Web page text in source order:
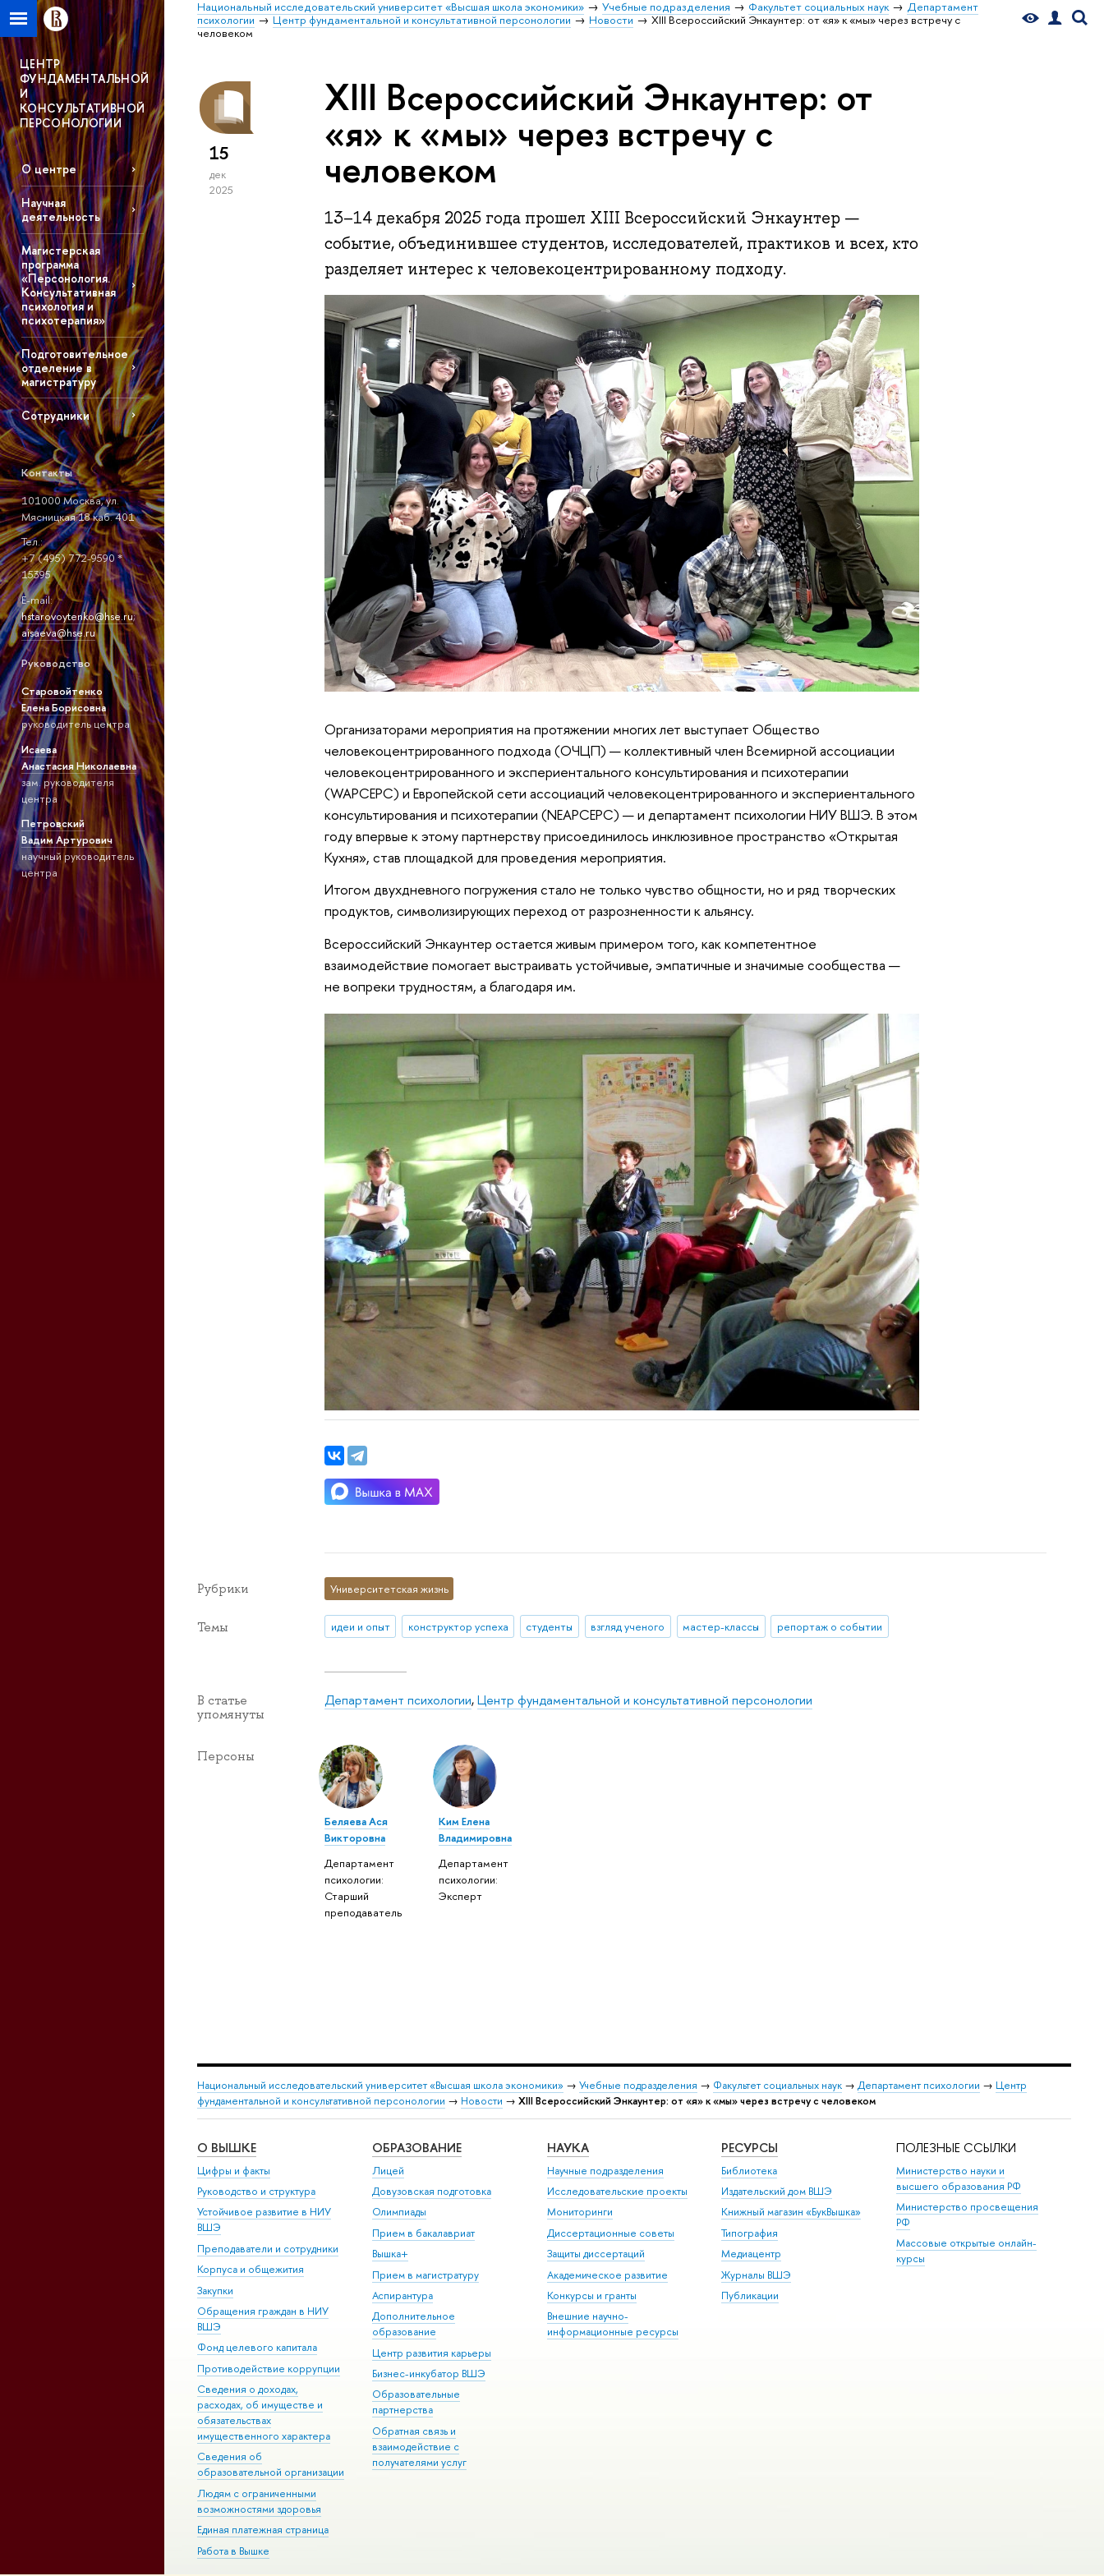
Национальный исследовательский университет «Высшая школа экономики» Учебные подразделения Факультет социальных наук
Департамент
психологии
Центр фундаментальной и консультативной персонологии Новости
XIII Всероссийский Энкаунтер: от «я» к «мы» через встречу с
человеком
ЦЕНТР
ФУНДАМЕНТАЛЬНОЙ
И
КОНСУЛЬТАТИВНОЙ
ПЕРСОНОЛОГИИ
О центре
Научная
деятельность
Магистерская
программа
«Персонология.
Консультативная
психология и
психотерапия»
Подготовительное
отделение в
магистратуру
Сотрудники
Контакты
101000 Москва, ул.
Мясницкая 18 каб. 401
Тел.:
+7 (495) 772-9590 *
15395
E-mail:
hstarovoytenko@hse.ru;
aisaeva@hse.ru
Руководство
Старовойтенко
Елена Борисовна
руководитель центра
Исаева
Анастасия Николаевна
зам. руководителя
центра
Петровский
Вадим Артурович
научный руководитель
центра
15
дек
2025
XIII Всероссийский Энкаунтер: от
«я» к «мы» через встречу с
человеком
13–14 декабря 2025 года прошел XIII Всероссийский Энкаунтер —
событие, объединившее студентов, исследователей, практиков и всех, кто
разделяет интерес к человекоцентрированному подходу.
Организаторами мероприятия на протяжении многих лет выступает Общество
человекоцентрированного подхода (ОЧЦП) — коллективный член Всемирной ассоциации
человекоцентрированного и экспериентального консультирования и психотерапии
(WAPCEPC) и Европейской сети ассоциаций человекоцентрированного и экспериентального
консультирования и психотерапии (NEAPCEPC) — и департамент психологии НИУ ВШЭ. В этом
году впервые к этому партнерству присоединилось инклюзивное пространство «Открытая
Кухня», став площадкой для проведения мероприятия.
Итогом двухдневного погружения стало не только чувство общности, но и ряд творческих
продуктов, символизирующих переход от разрозненности к альянсу.
Всероссийский Энкаунтер остается живым примером того, как компетентное
взаимодействие помогает выстраивать устойчивые, эмпатичные и значимые сообщества —
не вопреки трудностям, а благодаря им.
Рубрики Университетская жизнь
Темы идеи и опыт конструктор успеха студенты взгляд ученого мастер-классы репортаж о событии
В статье
упомянуты
Департамент психологии,Центр фундаментальной и консультативной персонологии
Персоны
Беляева Ася
Викторовна
Департамент
психологии:
Старший
преподаватель
Ким Елена
Владимировна
Департамент
психологии:
Эксперт
Национальный исследовательский университет «Высшая школа экономики» → Учебные подразделения → Факультет социальных наук → Департамент психологии → Центр
фундаментальной и консультативной персонологии → Новости → XIII Всероссийский Энкаунтер: от «я» к «мы» через встречу с человеком
О ВЫШКЕ
Цифры и факты
Руководство и структура
Устойчивое развитие в НИУ
ВШЭ
Преподаватели и сотрудники
Корпуса и общежития
Закупки
Обращения граждан в НИУ
ВШЭ
Фонд целевого капитала
Противодействие коррупции
Сведения о доходах,
расходах, об имуществе и
обязательствах
имущественного характера
Сведения об
образовательной организации
Людям с ограниченными
возможностями здоровья
Единая платежная страница
Работа в Вышке
ОБРАЗОВАНИЕ
Лицей
Довузовская подготовка
Олимпиады
Прием в бакалавриат
Вышка+
Прием в магистратуру
Аспирантура
Дополнительное
образование
Центр развития карьеры
Бизнес-инкубатор ВШЭ
Образовательные
партнерства
Обратная связь и
взаимодействие с
получателями услуг
НАУКА
Научные подразделения
Исследовательские проекты
Мониторинги
Диссертационные советы
Защиты диссертаций
Академическое развитие
Конкурсы и гранты
Внешние научно-
информационные ресурсы
РЕСУРСЫ
Библиотека
Издательский дом ВШЭ
Книжный магазин «БукВышка»
Типография
Медиацентр
Журналы ВШЭ
Публикации
ПОЛЕЗНЫЕ ССЫЛКИ
Министерство науки и
высшего образования РФ
Министерство просвещения
РФ
Массовые открытые онлайн-
курсы